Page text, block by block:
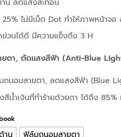
น ลดแสงสะท้อน
ไม่มีเม็ด Dot ทำให้ภาพหน้าจอ
วนได้ดี มีความแข็งถึง 3 H
ตา, ตัดแสงสีฟ้า (Anti-Blue
ถนอมสายตา, ลดแสงสีฟ้า (Blue
สีน้ำเงินที่ทำร้ายด้วยตา ได้ถึง
าน ฟิล์มถนอมสายตา